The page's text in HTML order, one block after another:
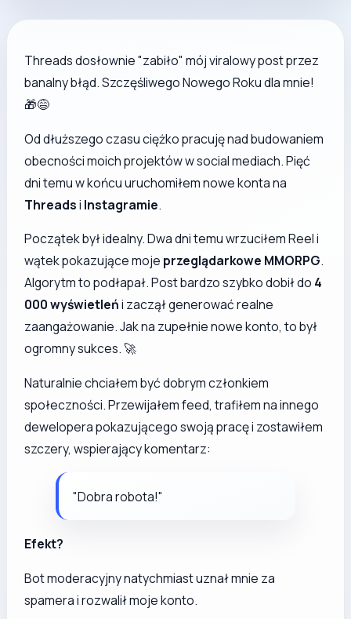
Threads dosłownie "zabiło" mój viralowy post przez
banalny błąd. Szczęśliwego Nowego Roku dla mnie!
🎁😅
Od dłuższego czasu ciężko pracuję nad budowaniem
obecności moich projektów w social mediach. Pięć
dni temu w końcu uruchomiłem nowe konta na
Threadsi Instagramie.
Początek był idealny. Dwa dni temu wrzuciłem Reel i
wątek pokazujące moje przeglądarkowe MMORPG.
Algorytm to podłapał. Post bardzo szybko dobił do 4
000 wyświetleńi zaczął generować realne
zaangażowanie. Jak na zupełnie nowe konto, to był
ogromny sukces. 🚀
Naturalnie chciałem być dobrym członkiem
społeczności. Przewijałem feed, trafiłem na innego
dewelopera pokazującego swoją pracę i zostawiłem
szczery, wspierający komentarz:
"Dobra robota!"
Efekt?
Bot moderacyjny natychmiast uznał mnie za
spamera i rozwalił moje konto.